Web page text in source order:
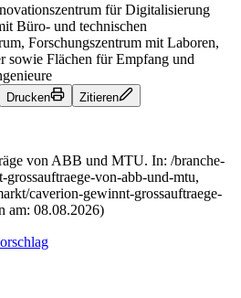
für Digitalisierung
Büro- und technischen
Forschungszentrum mit Laboren,
sowie Flächen für Empfang und
Drucken Zitieren
von ABB und MTU. In: /branche-
von-abb-und-mtu,
caverion-gewinnt-grossauftraege-
am: 08.08.2026)